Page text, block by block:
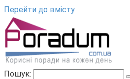
Перейти до вмісту
Пошук: